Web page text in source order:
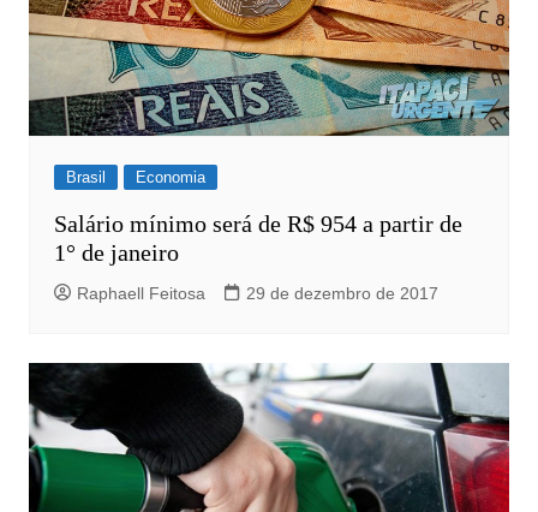
Brasil Economia
Salário mínimo será de R$ 954 a partir de
1° de janeiro
Raphaell Feitosa 29 de dezembro de 2017